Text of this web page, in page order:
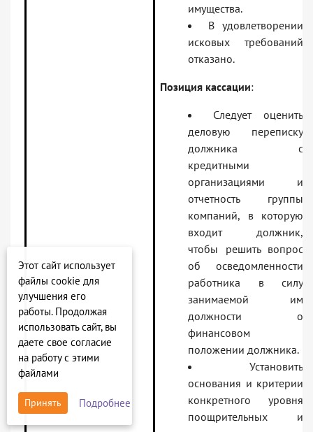
имущества.
В удовлетворении
исковых требований
отказано.
Позиция кассации:
Следует оценить
деловую переписку
должника с
кредитными
организациями и
отчетность группы
компаний, в которую
входит должник,
чтобы решить вопрос
об осведомленности
работника в силу
занимаемой им
должности о
финансовом
положении должника.
Установить
основания и критерии
конкретного уровня
поощрительных и
Этот сайт использует
файлы cookie для
улучшения его
работы. Продолжая
использовать сайт, вы
даете свое согласие
на работу с этими
файлами
Принять Подробнее